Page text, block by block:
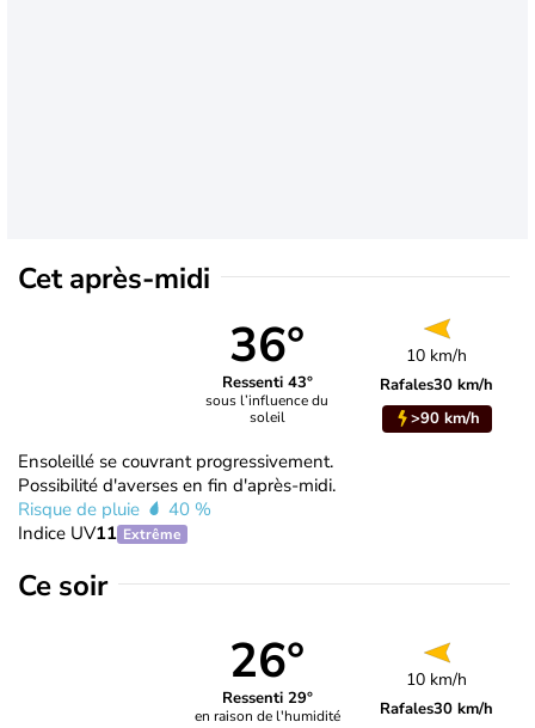
Cet après-midi
36°
Ressenti 43°
sous l’influence du
soleil
10 km/h
Rafales30 km/h
>90 km/h
Ensoleillé se couvrant progressivement.
Possibilité d'averses en fin d'après-midi.
Risque de pluie
40 %
Indice UV11 Extrême
Ce soir
26°
Ressenti 29°
en raison de l'humidité
10 km/h
Rafales30 km/h